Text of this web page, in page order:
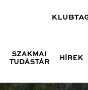
SZAKMAI
TUDÁSTÁR
HÍREK